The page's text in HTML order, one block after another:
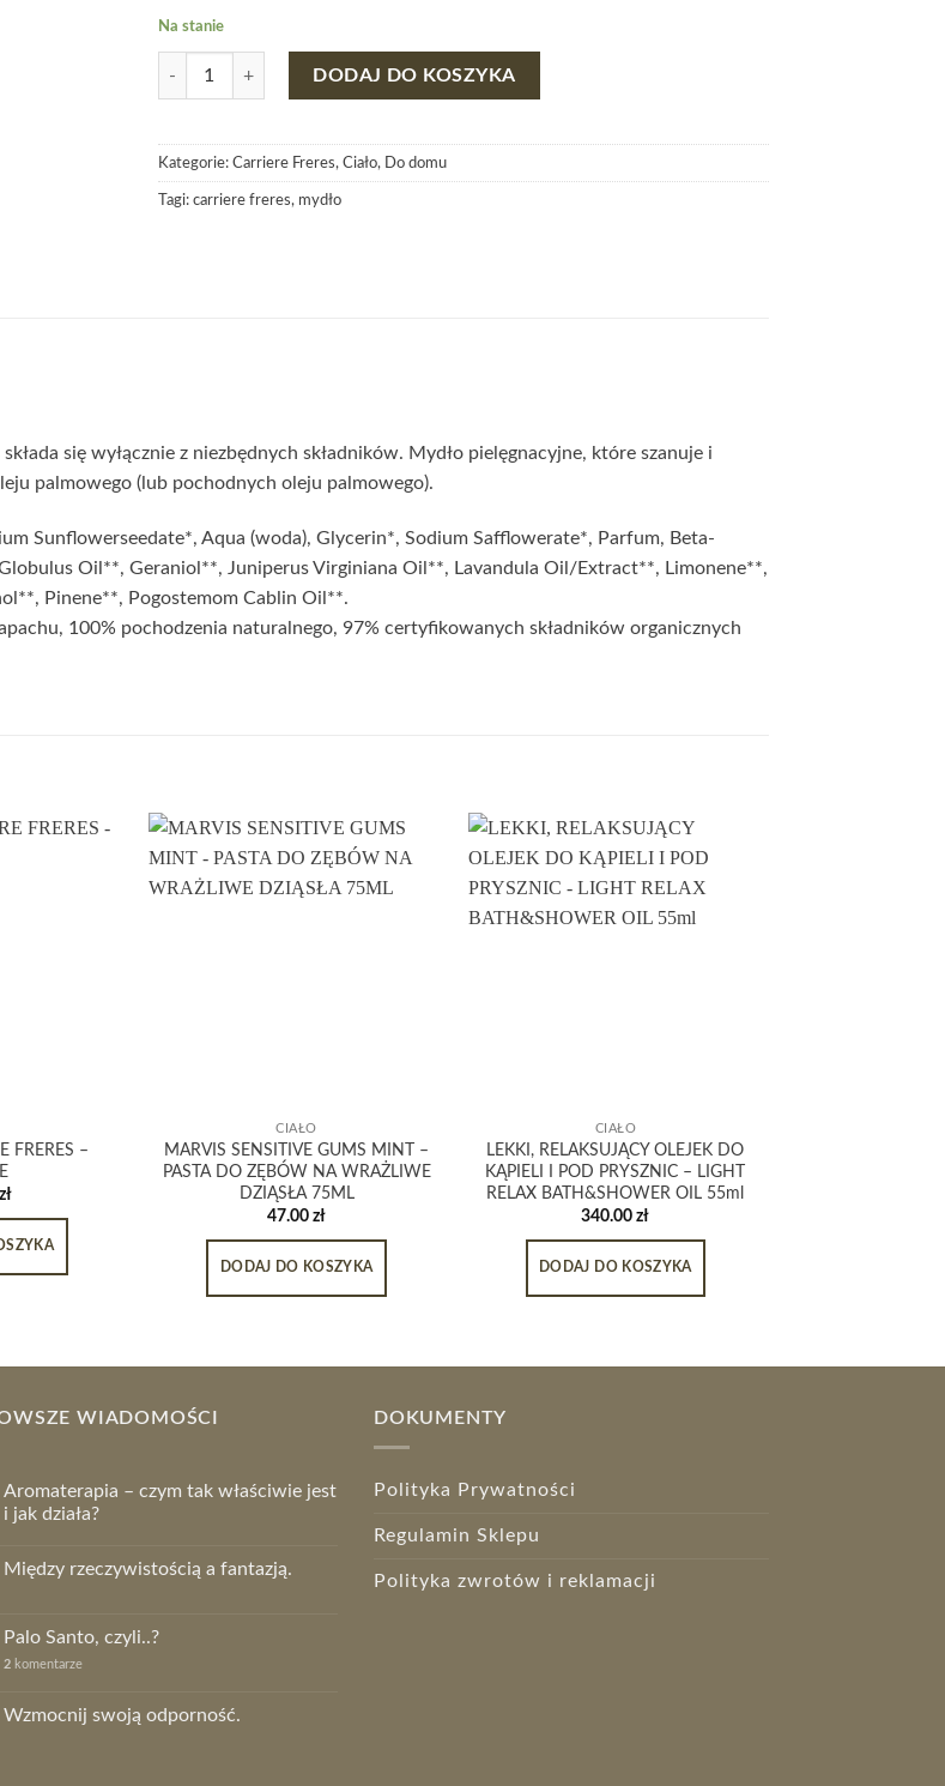
Na stanie
DODAJ DO KOSZYKA
Kategorie: Carriere Freres, Ciało, Do domu
Tagi: carriere freres, mydło
się wyłącznie z niezbędnych składników. Mydło pielęgnacyjne, które szanuje i
palmowego (lub pochodnych oleju palmowego).
Sunflowerseedate*, Aqua (woda), Glycerin*, Sodium Safflowerate*, Parfum, Beta-
Oil**, Geraniol**, Juniperus Virginiana Oil**, Lavandula Oil/Extract**, Limonene**,
Pinene**, Pogostemom Cablin Oil**.
100% pochodzenia naturalnego, 97% certyfikowanych składników organicznych
FRERES –
zł
CIAŁO
MARVIS SENSITIVE GUMS MINT –
PASTA DO ZĘBÓW NA WRAŻLIWE
DZIĄSŁA 75ML
47.00zł
DODAJ DO KOSZYKA
CIAŁO
LEKKI, RELAKSUJĄCY OLEJEK DO
KĄPIELI I POD PRYSZNIC – LIGHT
RELAX BATH&SHOWER OIL 55ml
340.00zł
DODAJ DO KOSZYKA
WIADOMOŚCI
Aromaterapia – czym tak właściwie jest
i jak działa?
Między rzeczywistością a fantazją.
Palo Santo, czyli..?
2 komentarze
Wzmocnij swoją odporność.
DOKUMENTY
Polityka Prywatności
Regulamin Sklepu
Polityka zwrotów i reklamacji